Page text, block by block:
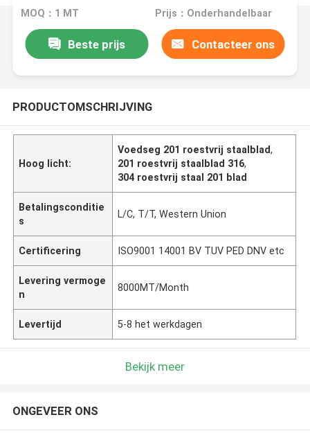
MOQ：1 MT Prijs：Onderhandelbaar
Beste prijs Contacteer ons
PRODUCTOMSCHRIJVING
Hoog licht:
Voedseg 201 roestvrij staalblad,
201 roestvrij staalblad 316,
304 roestvrij staal 201 blad
Betalingsconditie
s
L/C, T/T, Western Union
Certificering ISO9001 14001 BV TUV PED DNV etc
Levering vermoge
n
8000MT/Month
Levertijd 5-8 het werkdagen
Bekijk meer
ONGEVEER ONS